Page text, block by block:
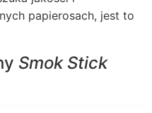
papierosach, jest to
Smok Stick